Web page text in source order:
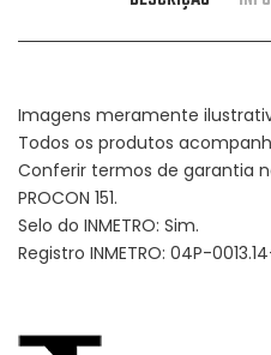
Imagens meramente
Todos os produtos
Conferir termos de garantia
PROCON 151.
Selo do INMETRO: Sim.
Registro INMETRO: 04P-